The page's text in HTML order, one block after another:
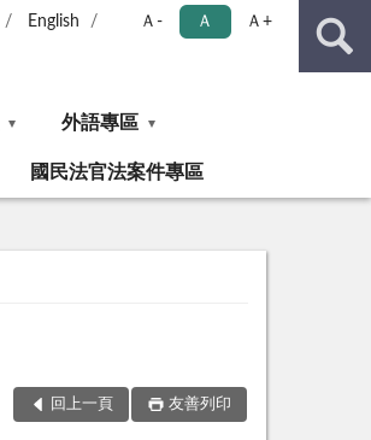
English Ａ- Ａ Ａ+
外語專區
國民法官法案件專區
回上一頁 友善列印